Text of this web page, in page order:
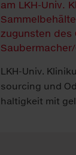
LKH-Univ.
sour­cing und
haltig­keit mit